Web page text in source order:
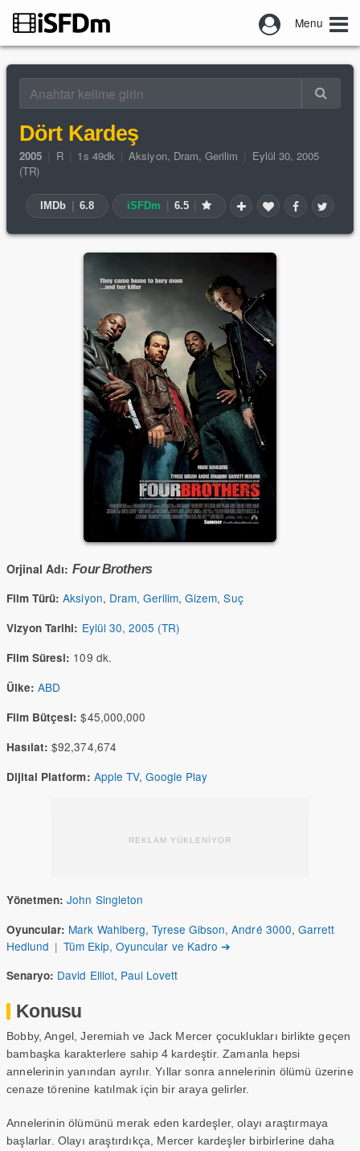
Menu
Dört Kardeş
2005 R 1s 49dk Aksiyon, Dram, Gerilim
Eylül 30, 2005
(TR)
IMDb 6.8 iSFDm 6.5
Orjinal Adı: Four Brothers
Film Türü: Aksiyon, Dram, Gerilim,Gizem,Suç
Vizyon Tarihi: Eylül 30, 2005 (TR)
Film Süresi: 109 dk.
Ülke: ABD
Film Bütçesi: $45,000,000
Hasılat: $92,374,674
Dijital Platform: Apple TV, Google Play
REKLAM YÜKLENİYOR
Yönetmen: John Singleton
Oyuncular: Mark Wahlberg, Tyrese Gibson,André 3000, Garrett
Hedlund | Tüm Ekip, Oyuncular ve Kadro ➔
Senaryo: David Elliot, Paul Lovett
Konusu
Bobby, Angel, Jeremiah ve Jack Mercer çocuklukları birlikte geçen
bambaşka karakterlere sahip 4 kardeştir. Zamanla hepsi
annelerinin yanından ayrılır. Yıllar sonra annelerinin ölümü üzerine
cenaze törenine katılmak için bir araya gelirler.
Annelerinin ölümünü merak eden kardeşler, olayı araştırmaya
başlarlar. Olayı araştırdıkça, Mercer kardeşler birbirlerine daha